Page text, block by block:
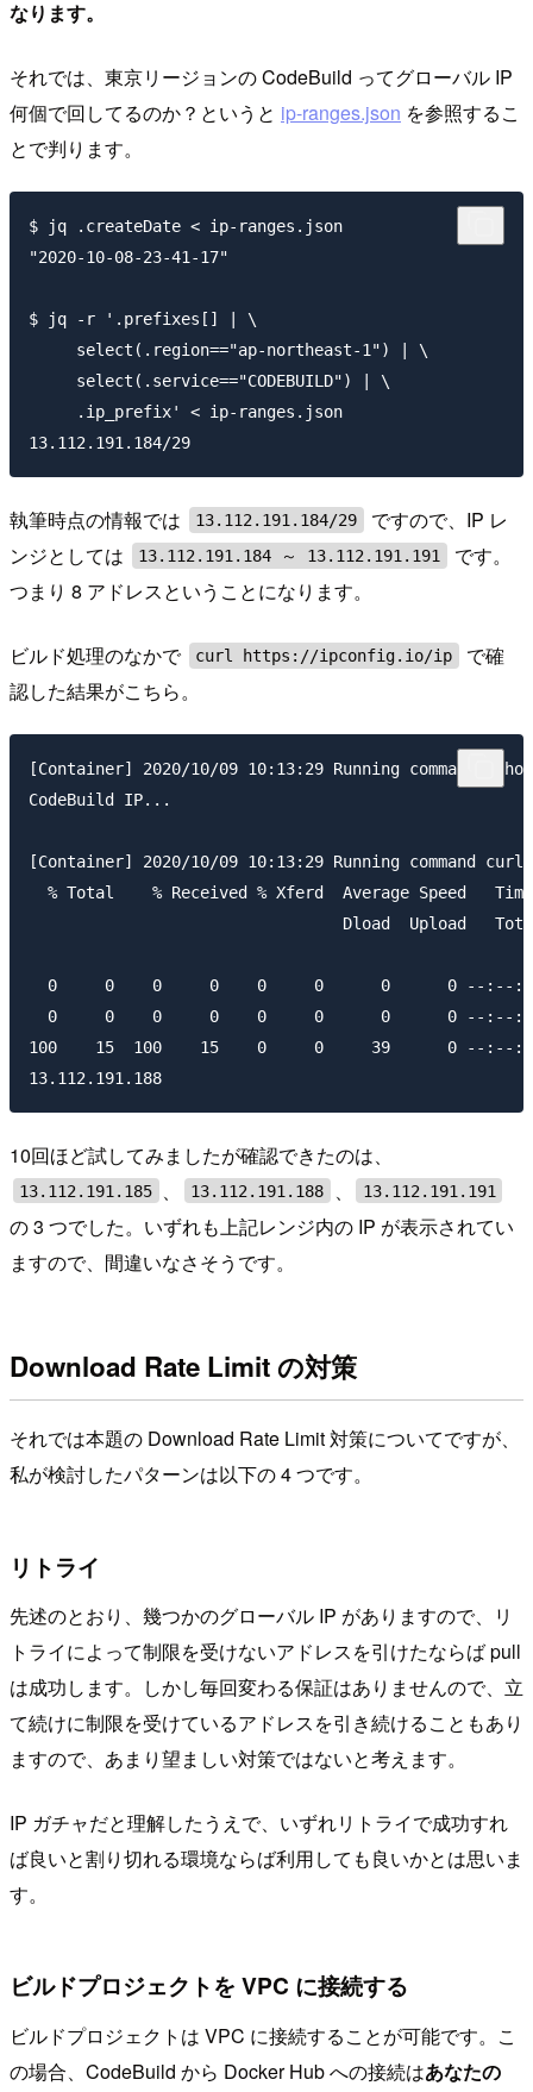
なります。
それでは、東京リージョンの CodeBuild ってグローバル IP
何個で回してるのか？というと ip-ranges.json を参照するこ
とで判ります。
$ jq .createDate < ip-ranges.json
"2020-10-08-23-41-17"
$ jq -r '.prefixes[] | \
     select(.region=="ap-northeast-1") | \
     select(.service=="CODEBUILD") | \
     .ip_prefix' < ip-ranges.json
執筆時点の情報では 13.112.191.184/29
ですので、IP レ
ンジとしては
13.112.191.184 ～ 13.112.191.191
です。
つまり 8 アドレスということになります。
ビルド処理のなかで curl https://ipconfig.io/ip
で確
認した結果がこちら。
[Container] 2020/10/09 10:13:29 Running command
CodeBuild IP...
[Container] 2020/10/09 10:13:29 Running command
% Total    % Received % Xferd  Average Speed
Dload  Upload
0     0    0     0    0     0      0      0 --:--
0     0    0     0    0     0      0      0 --:--
100    15  100    15    0     0     39      0 --
10回ほど試してみましたが確認できたのは、
13.112.191.185 、 13.112.191.188 、 13.112.191.191
の 3 つでした。いずれも上記レンジ内の IP が表示されてい
ますので、間違いなさそうです。
Download Rate Limit の対策
それでは本題の Download Rate Limit 対策についてですが、
私が検討したパターンは以下の 4 つです。
リトライ
先述のとおり、幾つかのグローバル IP がありますので、リ
トライによって制限を受けないアドレスを引けたならば pull
は成功します。しかし毎回変わる保証はありませんので、立
て続けに制限を受けているアドレスを引き続けることもあり
ますので、あまり望ましい対策ではないと考えます。
IP ガチャだと理解したうえで、いずれリトライで成功すれ
ば良いと割り切れる環境ならば利用しても良いかとは思いま
す。
ビルドプロジェクトを VPC に接続する
ビルドプロジェクトは VPC に接続することが可能です。こ
の場合、CodeBuild から Docker Hub への接続はあなたの